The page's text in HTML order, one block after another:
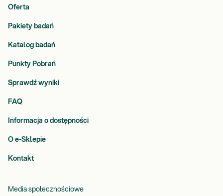
Oferta
Pakiety badań
Katalog badań
Punkty Pobrań
Sprawdź wyniki
FAQ
Informacja o dostępności
O e-Sklepie
Kontakt
Media społecznościowe